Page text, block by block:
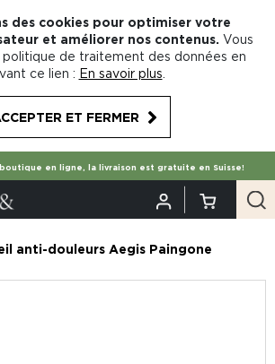
des cookies pour optimiser votre
et améliorer nos contenus. Vous
de traitement des données en
ce lien : En savoir plus
ET FERMER
en ligne, la livraison est gratuite en Suisse!
anti-douleurs Aegis Paingone